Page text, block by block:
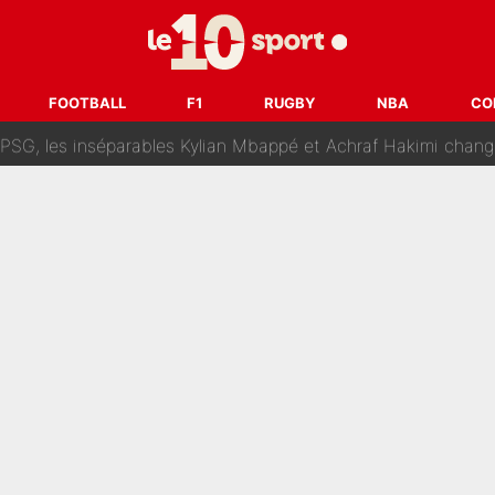
FOOTBALL F1 RUGBY NBA
Kanté : Comme Yan Diomandé, les deux champions du
La Chaîne L’Équipe : Même Olivier Ménard n’avait pas pu empêcher son départ,
les inséparables Kylian Mbappé et Achraf Hakimi